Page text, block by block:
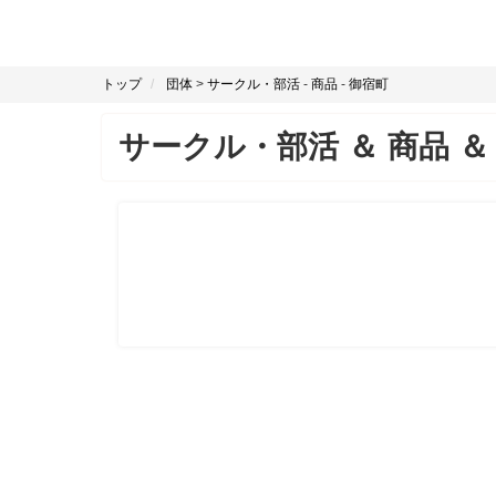
トップ 団体 > サークル・部活 - 商品 - 御宿町
サークル・部活＆ 商品